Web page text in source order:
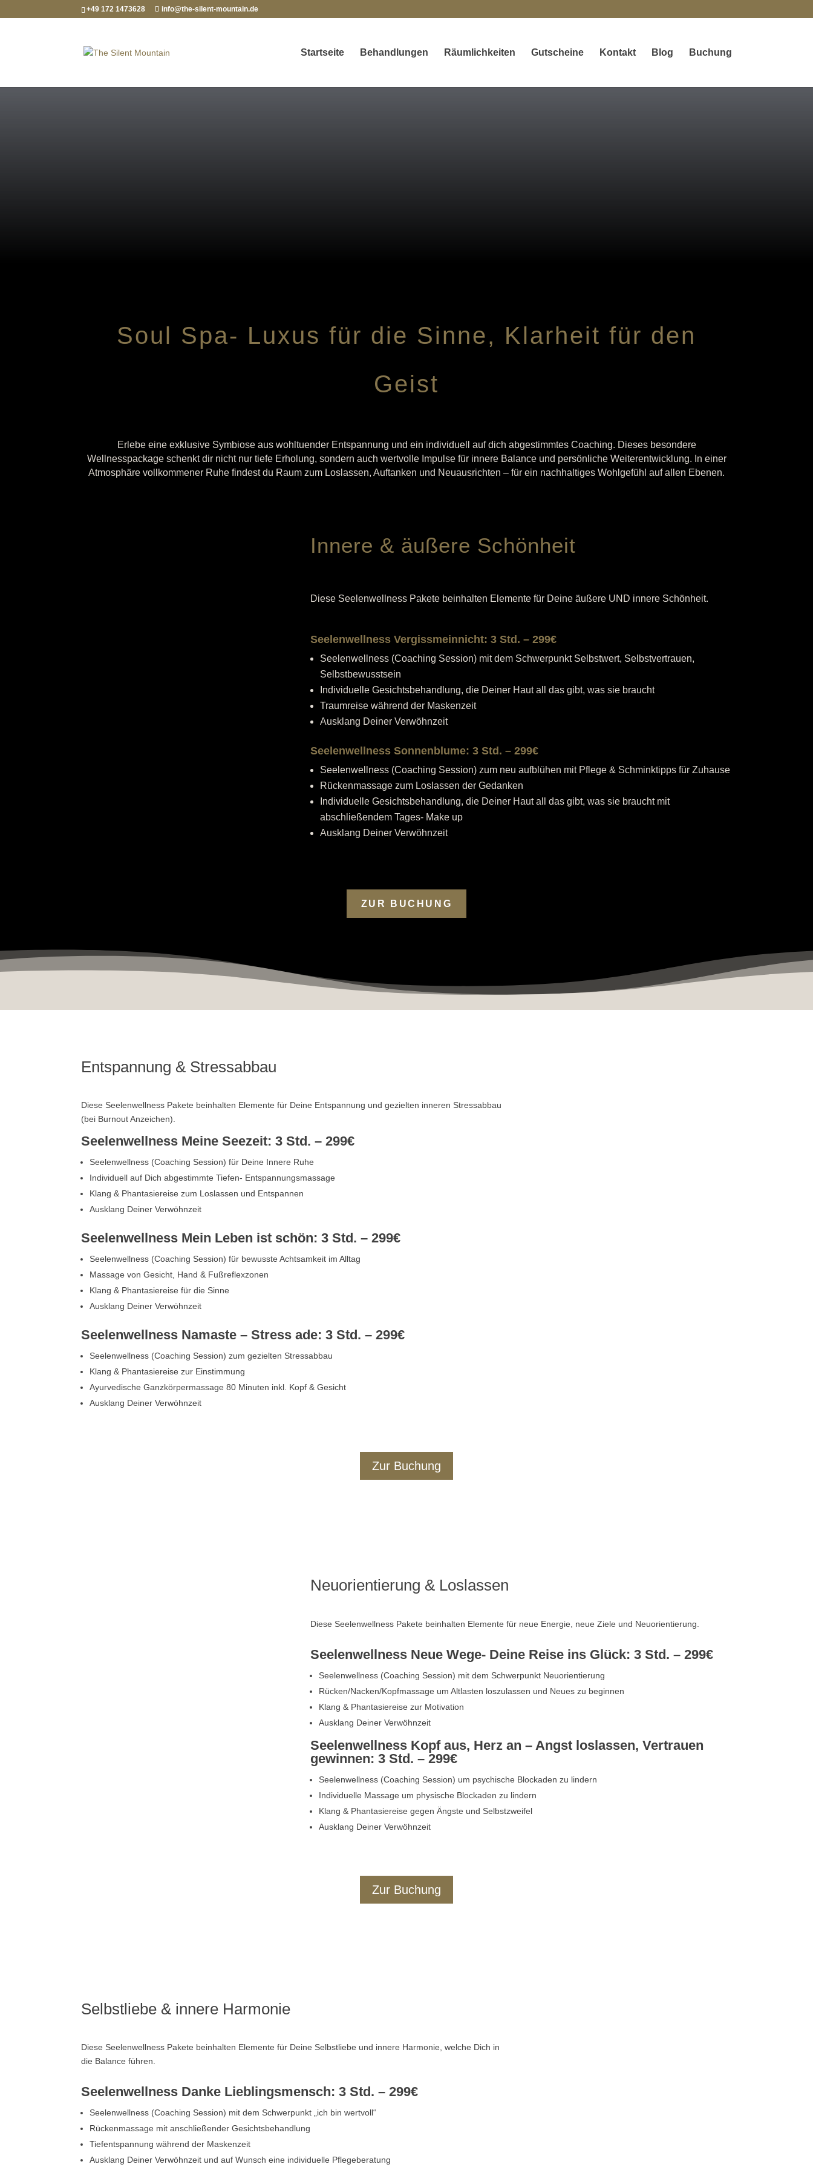
+49 172 1473628 info@the-silent-mountain.de
Startseite Behandlungen Räumlichkeiten Gutscheine Kontakt Blog Buchung
Soul Spa- Luxus für die Sinne, Klarheit für den
Geist
Erlebe eine exklusive Symbiose aus wohltuender Entspannung und ein individuell auf dich abgestimmtes Coaching. Dieses besondere
Wellnesspackage schenkt dir nicht nur tiefe Erholung, sondern auch wertvolle Impulse für innere Balance und persönliche Weiterentwicklung. In einer
Atmosphäre vollkommener Ruhe findest du Raum zum Loslassen, Auftanken und Neuausrichten – für ein nachhaltiges Wohlgefühl auf allen Ebenen.
Innere & äußere Schönheit
Diese Seelenwellness Pakete beinhalten Elemente für Deine äußere UND innere Schönheit.
Seelenwellness Vergissmeinnicht: 3 Std. – 299€
Seelenwellness (Coaching Session) mit dem Schwerpunkt Selbstwert, Selbstvertrauen,
Selbstbewusstsein
Individuelle Gesichtsbehandlung, die Deiner Haut all das gibt, was sie braucht
Traumreise während der Maskenzeit
Ausklang Deiner Verwöhnzeit
Seelenwellness Sonnenblume: 3 Std. – 299€
Seelenwellness (Coaching Session) zum neu aufblühen mit Pflege & Schminktipps für Zuhause
Rückenmassage zum Loslassen der Gedanken
Individuelle Gesichtsbehandlung, die Deiner Haut all das gibt, was sie braucht mit
abschließendem Tages- Make up
Ausklang Deiner Verwöhnzeit
ZUR BUCHUNG
Entspannung & Stressabbau
Diese Seelenwellness Pakete beinhalten Elemente für Deine Entspannung und gezielten inneren Stressabbau
(bei Burnout Anzeichen).
Seelenwellness Meine Seezeit: 3 Std. – 299€
Seelenwellness (Coaching Session) für Deine Innere Ruhe
Individuell auf Dich abgestimmte Tiefen- Entspannungsmassage
Klang & Phantasiereise zum Loslassen und Entspannen
Ausklang Deiner Verwöhnzeit
Seelenwellness Mein Leben ist schön: 3 Std. – 299€
Seelenwellness (Coaching Session) für bewusste Achtsamkeit im Alltag
Massage von Gesicht, Hand & Fußreflexzonen
Klang & Phantasiereise für die Sinne
Ausklang Deiner Verwöhnzeit
Seelenwellness Namaste – Stress ade: 3 Std. – 299€
Seelenwellness (Coaching Session) zum gezielten Stressabbau
Klang & Phantasiereise zur Einstimmung
Ayurvedische Ganzkörpermassage 80 Minuten inkl. Kopf & Gesicht
Ausklang Deiner Verwöhnzeit
Zur Buchung
Neuorientierung & Loslassen
Diese Seelenwellness Pakete beinhalten Elemente für neue Energie, neue Ziele und Neuorientierung.
Seelenwellness Neue Wege- Deine Reise ins Glück: 3 Std. – 299€
Seelenwellness (Coaching Session) mit dem Schwerpunkt Neuorientierung
Rücken/Nacken/Kopfmassage um Altlasten loszulassen und Neues zu beginnen
Klang & Phantasiereise zur Motivation
Ausklang Deiner Verwöhnzeit
Seelenwellness Kopf aus, Herz an – Angst loslassen, Vertrauen
gewinnen: 3 Std. – 299€
Seelenwellness (Coaching Session) um psychische Blockaden zu lindern
Individuelle Massage um physische Blockaden zu lindern
Klang & Phantasiereise gegen Ängste und Selbstzweifel
Ausklang Deiner Verwöhnzeit
Zur Buchung
Selbstliebe & innere Harmonie
Diese Seelenwellness Pakete beinhalten Elemente für Deine Selbstliebe und innere Harmonie, welche Dich in
die Balance führen.
Seelenwellness Danke Lieblingsmensch: 3 Std. – 299€
Seelenwellness (Coaching Session) mit dem Schwerpunkt „ich bin wertvoll“
Rückenmassage mit anschließender Gesichtsbehandlung
Tiefentspannung während der Maskenzeit
Ausklang Deiner Verwöhnzeit und auf Wunsch eine individuelle Pflegeberatung